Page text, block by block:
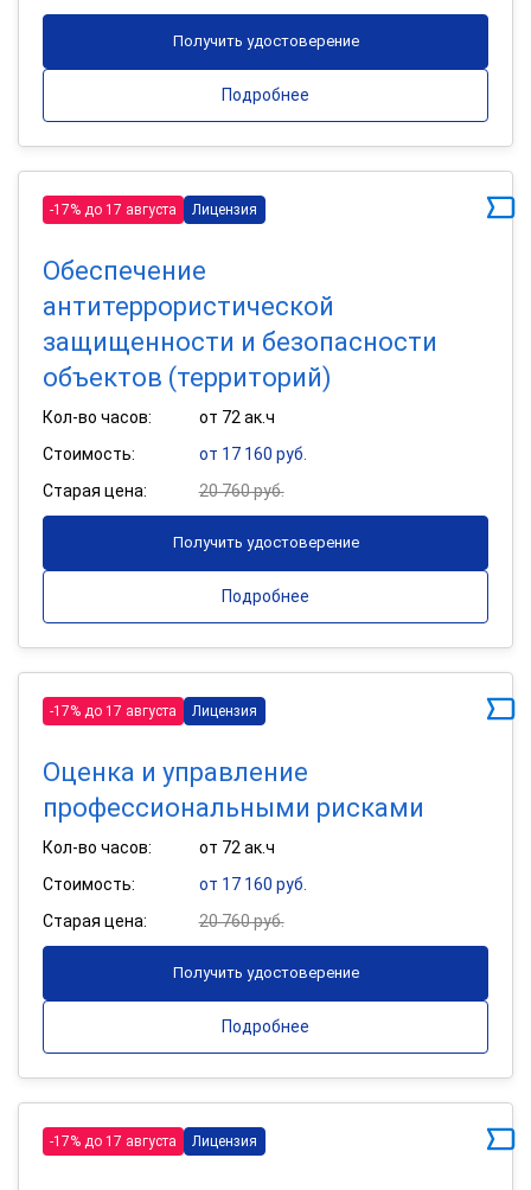
Получить удостоверение
Подробнее
-17% до 17 августа Лицензия
Обеспечение
антитеррористической
защищенности и безопасности
объектов (территорий)
Кол-во часов:
от 72 ак.ч
Стоимость:
от 17 160 руб.
Старая цена:
20 760 руб.
Получить удостоверение
Подробнее
-17% до 17 августа Лицензия
Оценка и управление
профессиональными рисками
Кол-во часов:
от 72 ак.ч
Стоимость:
от 17 160 руб.
Старая цена:
20 760 руб.
Получить удостоверение
Подробнее
-17% до 17 августа Лицензия